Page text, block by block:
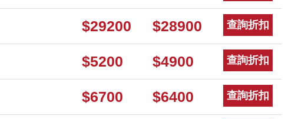
$29200 $28900 查詢折扣
$5200 $4900 查詢折扣
$6700 $6400 查詢折扣